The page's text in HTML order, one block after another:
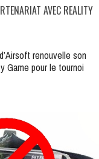
AVEC REALITY
renouvelle son
Game pour le tournoi